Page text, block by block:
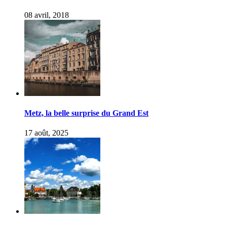
08 avril, 2018
Metz, la belle surprise du Grand Est
17 août, 2025